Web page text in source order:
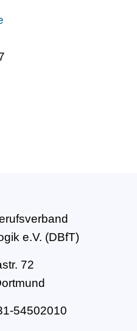
e.V. (DBfT)
72
54502010